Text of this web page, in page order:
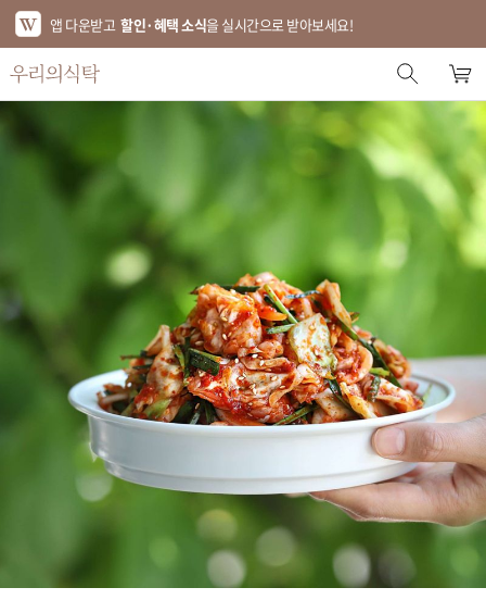
앱 다운받고 할인·혜택 소식을 실시간으로 받아보세요!
스토어 홈
한정특가
신상품
기획전
브랜드
푸드
키친
리빙
가전